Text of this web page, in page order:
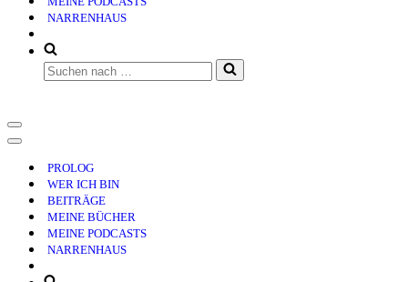
NARRENHAUS
Suchen
nach …
Navigationsmenü
Navigationsmenü
PROLOG
WER ICH BIN
BEITRÄGE
MEINE BÜCHER
MEINE PODCASTS
NARRENHAUS